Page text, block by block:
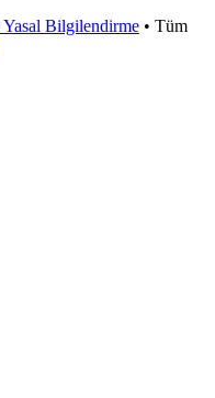
Bilgilendirme• Tüm